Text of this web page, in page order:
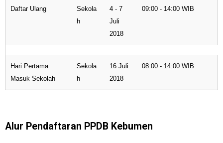
Daftar Ulang
Sekola
h
4 - 7
Juli
2018
09:00 - 14:00 WIB
Hari Pertama
Masuk Sekolah
Sekola
h
16 Juli
2018
08:00 - 14:00 WIB
Alur Pendaftaran PPDB Kebumen